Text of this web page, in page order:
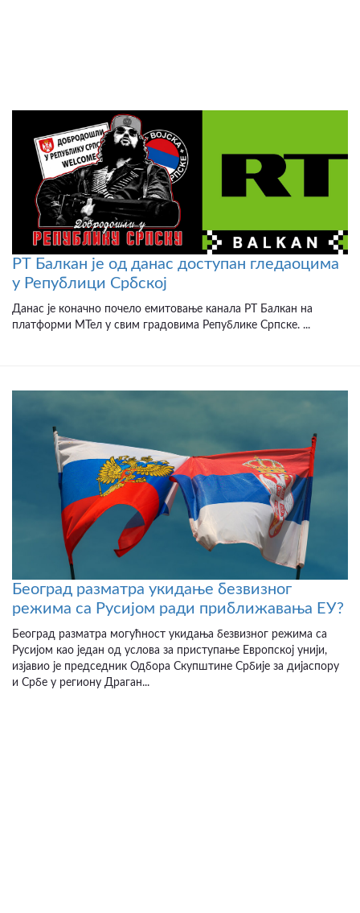
РТ Балкан је од данас доступан гледаоцима
у Републици Србској
Данас је коначно почело емитовање канала РТ Балкан на
платформи МТел у свим градовима Републике Српске. ...
Београд разматра укидање безвизног
режима са Русијом ради приближавања ЕУ?
Београд разматра могућност укидања безвизног режима са
Русијом као један од услова за приступање Европској унији,
изјавио је председник Одбора Скупштине Србије за дијаспору
и Србе у региону Драган...